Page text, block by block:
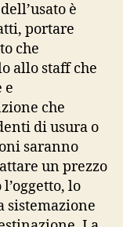
è
portare
che
allo staff che
e
che
di usura o
saranno
un prezzo
lo
sistemazione